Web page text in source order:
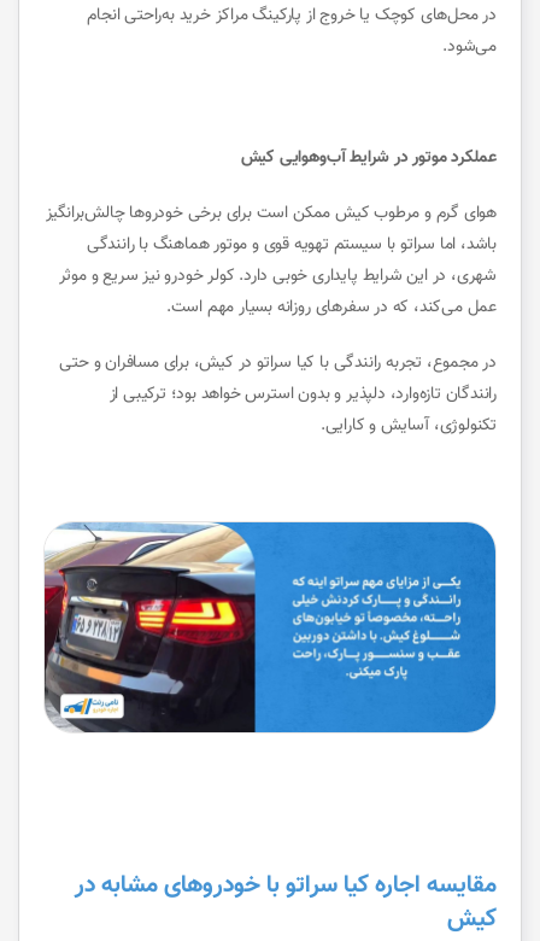
در محل‌های کوچک یا خروج از پارکینگ مراکز خرید به‌راحتی انجام
می‌شود.
عملکرد موتور در شرایط آب‌وهوایی کیش
هوای گرم و مرطوب کیش ممکن است برای برخی خودروها چالش‌برانگیز
باشد، اما سراتو با سیستم تهویه قوی و موتور هماهنگ با رانندگی
شهری، در این شرایط پایداری خوبی دارد. کولر خودرو نیز سریع و موثر
عمل می‌کند، که در سفرهای روزانه بسیار مهم است.
در مجموع، تجربه رانندگی با کیا سراتو در کیش، برای مسافران و حتی
رانندگان تازه‌وارد، دلپذیر و بدون استرس خواهد بود؛ ترکیبی از
تکنولوژی، آسایش و کارایی.
مقایسه اجاره کیا سراتو با خودروهای مشابه در
کیش